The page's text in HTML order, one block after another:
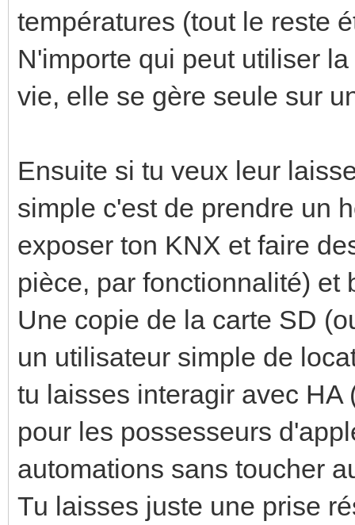
températures (tout le reste
N'importe qui peut utiliser
vie, elle se gère seule sur
Ensuite si tu veux leur
simple c'est de prendre un
exposer ton KNX et faire
pièce, par fonctionnalité) et
Une copie de la carte SD
un utilisateur simple de
tu laisses interagir avec
pour les possesseurs
automations sans toucher
Tu laisses juste une prise